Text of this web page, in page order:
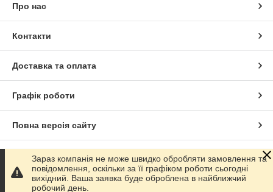
Про нас
Контакти
Доставка та оплата
Графік роботи
Повна версія сайту
Сайт створено на маркетплейсі Prom.ua
Політика конфіденційності
Зараз компанія не може швидко обробляти замовлення та
повідомлення, оскільки за її графіком роботи сьогодні
вихідний. Ваша заявка буде оброблена в найближчий
робочий день.